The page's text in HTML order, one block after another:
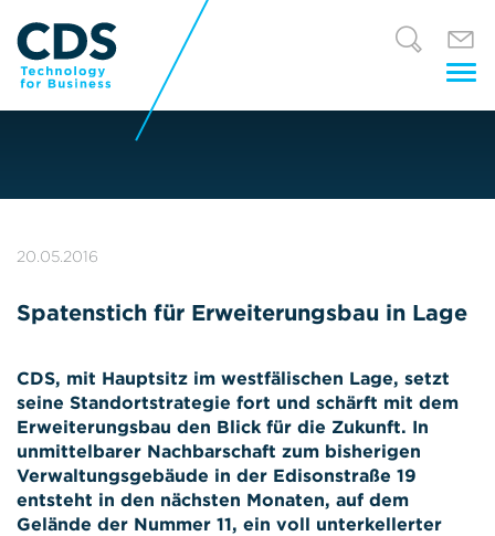
20.05.2016
Spatenstich für Erweiterungsbau in Lage
CDS, mit Hauptsitz im westfälischen Lage, setzt
seine Standortstrategie fort und schärft mit dem
Erweiterungsbau den Blick für die Zukunft. In
unmittelbarer Nachbarschaft zum bisherigen
Verwaltungsgebäude in der Edisonstraße 19
entsteht in den nächsten Monaten, auf dem
Gelände der Nummer 11, ein voll unterkellerter